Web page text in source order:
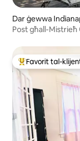
Dar ġewwa
Post għall-
Wieħed mill-aqwa
Favorit tal-